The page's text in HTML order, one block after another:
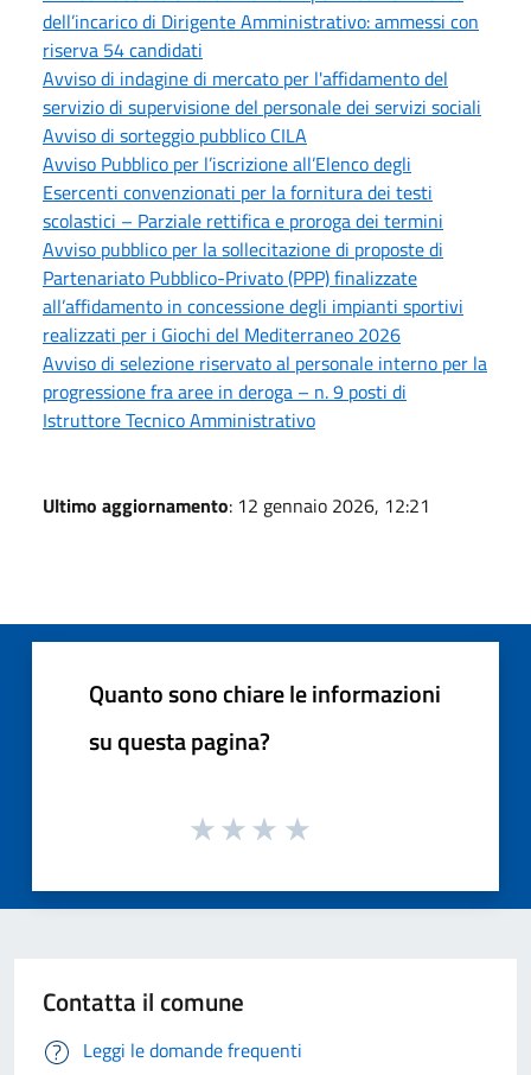
dell’incarico di Dirigente Amministrativo: ammessi con
riserva 54 candidati
Avviso di indagine di mercato per l'affidamento del
servizio di supervisione del personale dei servizi sociali
Avviso di sorteggio pubblico CILA
Avviso Pubblico per l’iscrizione all’Elenco degli
Esercenti convenzionati per la fornitura dei testi
scolastici – Parziale rettifica e proroga dei termini
Avviso pubblico per la sollecitazione di proposte di
Partenariato Pubblico-Privato (PPP) finalizzate
all’affidamento in concessione degli impianti sportivi
realizzati per i Giochi del Mediterraneo 2026
Avviso di selezione riservato al personale interno per la
progressione fra aree in deroga – n. 9 posti di
Istruttore Tecnico Amministrativo
Ultimo aggiornamento: 12 gennaio 2026, 12:21
Quanto sono chiare le informazioni
su questa pagina?
Contatta il comune
Leggi le domande frequenti